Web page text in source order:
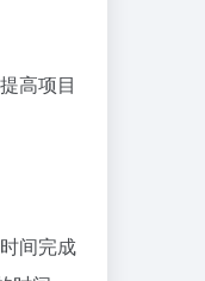
高项目
间完成